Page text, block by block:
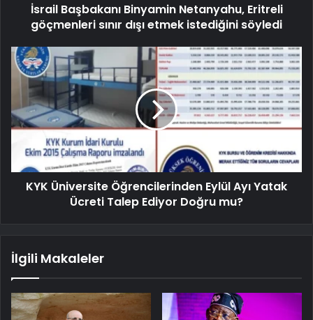
İsrail Başbakanı Binyamin Netanyahu, Eritreli
göçmenleri sınır dışı etmek istediğini söyledi
KYK Üniversite Öğrencilerinden Eylül Ayı Yatak
Ücreti Talep Ediyor Doğru mu?
İlgili Makaleler